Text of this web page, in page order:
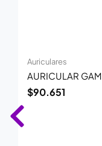
Auriculares
AURICULAR
$90.651